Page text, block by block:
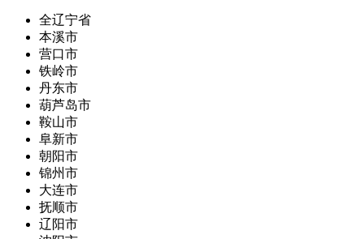
全辽宁省
本溪市
营口市
铁岭市
丹东市
葫芦岛市
鞍山市
阜新市
朝阳市
锦州市
大连市
抚顺市
辽阳市